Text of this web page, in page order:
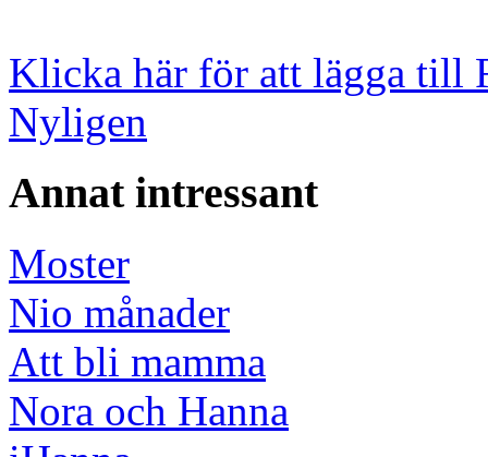
Klicka här för att lägga till
Nyligen
Annat intressant
Moster
Nio månader
Att bli mamma
Nora och Hanna